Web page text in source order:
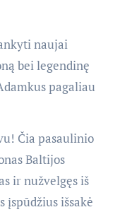
naujai
bei legendinę
pagaliau
Čia pasaulinio
Baltijos
ir nužvelgęs iš
išsakė